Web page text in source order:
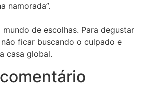
namorada”.
mundo de escolhas. Para degustar
ficar buscando o culpado e
casa global.